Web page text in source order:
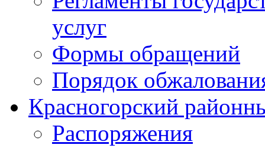
услуг
Формы обращений
Порядок
Красногорский
Распоряжения